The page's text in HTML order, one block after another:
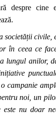
despre cine
societății civile,
în ceea ce
lungul anilor,
campanie
noi, un
este nu doar